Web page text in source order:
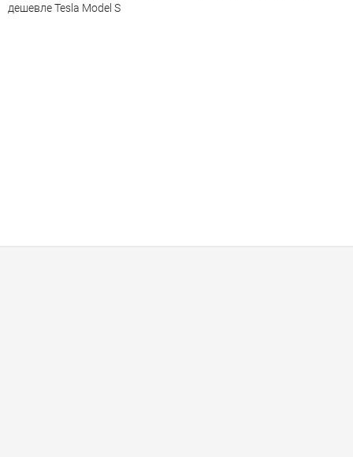
дешевле Tesla Model S